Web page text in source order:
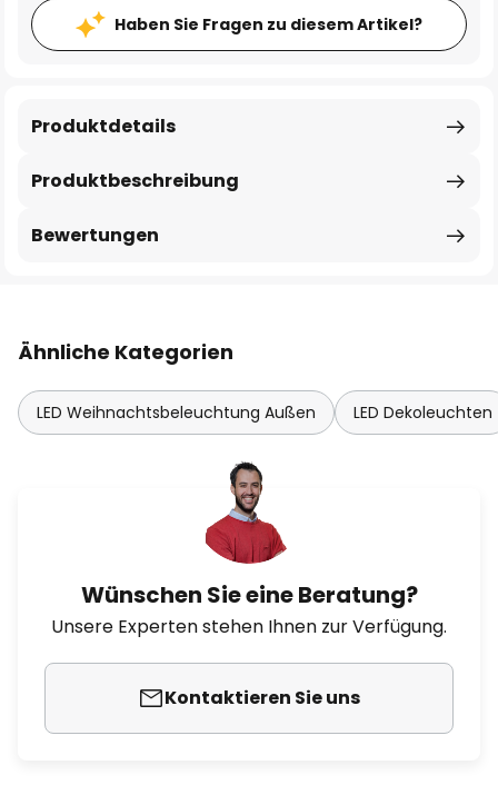
Haben Sie Fragen zu diesem Artikel?
Produktbeschreibung
Produktdetails
Bewertungen
Ähnliche Kategorien
LED Weihnachtsbeleuchtung Außen LED Dekoleuchten
Wünschen Sie eine Beratung?
Unsere Experten stehen Ihnen zur Verfügung.
Kontaktieren Sie uns